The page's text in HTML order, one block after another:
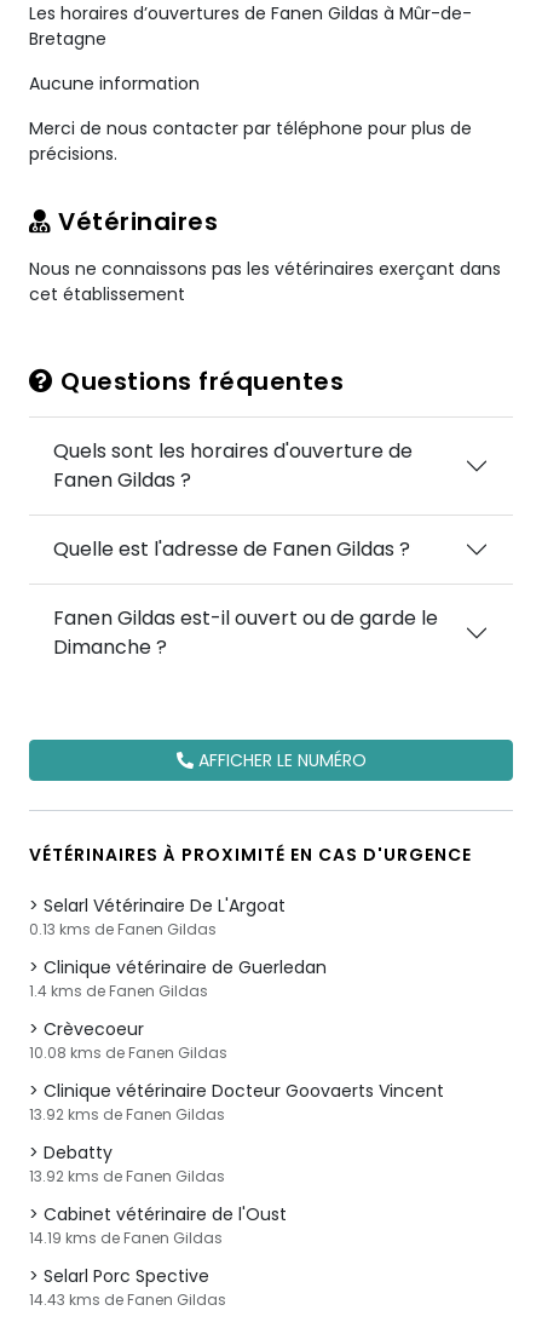
Les horaires d’ouvertures de Fanen Gildas à Mûr-de-
Bretagne
Aucune information
Merci de nous contacter par téléphone pour plus de
précisions.
Vétérinaires
Nous ne connaissons pas les vétérinaires exerçant dans
cet établissement
Questions fréquentes
Quels sont les horaires d'ouverture de
Fanen Gildas ?
Quelle est l'adresse de Fanen Gildas ?
Fanen Gildas est-il ouvert ou de garde le
Dimanche ?
AFFICHER LE NUMÉRO
VÉTÉRINAIRES À PROXIMITÉ EN CAS D'URGENCE
Selarl Vétérinaire De L'Argoat
0.13 kms de Fanen Gildas
Clinique vétérinaire de Guerledan
1.4 kms de Fanen Gildas
Crèvecoeur
10.08 kms de Fanen Gildas
Clinique vétérinaire Docteur Goovaerts Vincent
13.92 kms de Fanen Gildas
Debatty
13.92 kms de Fanen Gildas
Cabinet vétérinaire de l'Oust
14.19 kms de Fanen Gildas
Selarl Porc Spective
14.43 kms de Fanen Gildas